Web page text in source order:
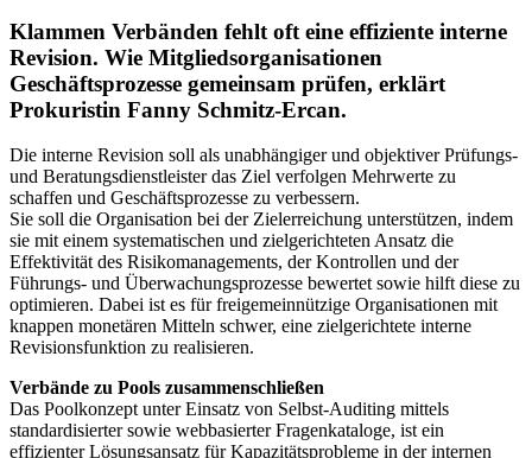
Klammen Verbänden fehlt oft eine effiziente interne
Revision. Wie Mitgliedsorganisationen
Geschäftsprozesse gemeinsam prüfen, erklärt
Prokuristin Fanny Schmitz-Ercan.
Die interne Revision soll als unabhängiger und objektiver Prüfungs-
und Beratungsdienstleister das Ziel verfolgen Mehrwerte zu
schaffen und Geschäftsprozesse zu verbessern.
Sie soll die Organisation bei der Zielerreichung unterstützen, indem
sie mit einem systematischen und zielgerichteten Ansatz die
Effektivität des Risikomanagements, der Kontrollen und der
Führungs- und Überwachungsprozesse bewertet sowie hilft diese zu
optimieren. Dabei ist es für freigemeinnützige Organisationen mit
knappen monetären Mitteln schwer, eine zielgerichtete interne
Revisionsfunktion zu realisieren.
Verbände zu Pools zusammenschließen
Das Poolkonzept unter Einsatz von Selbst-Auditing mittels
standardisierter sowie webbasierter Fragenkataloge, ist ein
effizienter Lösungsansatz für Kapazitätsprobleme in der internen